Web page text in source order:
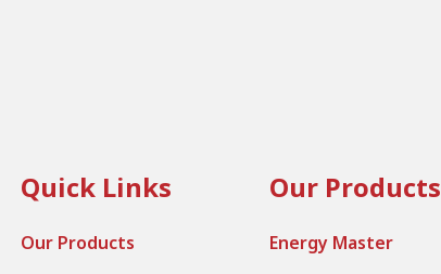
Quick Links
Our Products
Our Products
Energy Master